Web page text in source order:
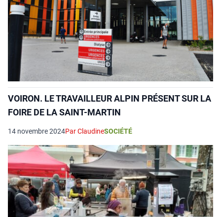
VOIRON. LE TRAVAILLEUR ALPIN PRÉSENT SUR LA
FOIRE DE LA SAINT-MARTIN
14 novembre 2024Par ClaudineSOCIÉTÉ